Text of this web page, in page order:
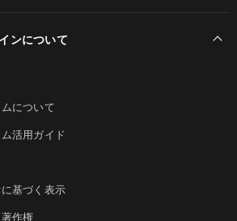
ンについて
について
活用ガイド
基づく表示
作権